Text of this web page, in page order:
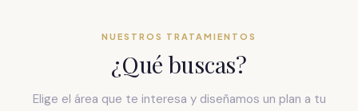
Elige el área que te interesa y diseñamos un plan a tu
medida.